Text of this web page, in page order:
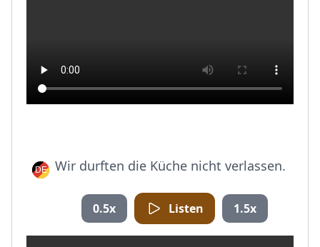
Wir durften die Küche nicht verlassen.
0.5x Listen 1.5x